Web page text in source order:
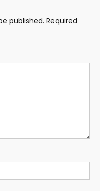
published. Required